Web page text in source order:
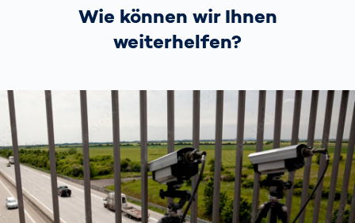
Wie können wir Ihnen
weiterhelfen?